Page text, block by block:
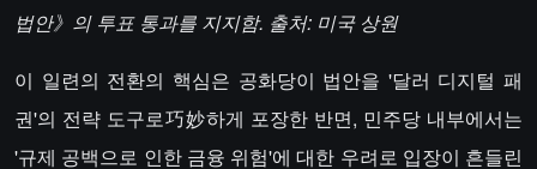
법안》의 투표 통과를 지지함. 출처: 미국 상원
이 일련의 전환의 핵심은 공화당이 법안을 '달러 디지털 패
권'의 전략 도구로巧妙하게 포장한 반면, 민주당 내부에서는
'규제 공백으로 인한 금융 위험'에 대한 우려로 입장이 흔들린